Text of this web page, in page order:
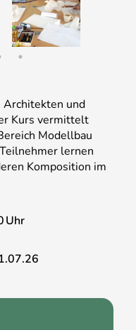
5
Architekten und
Kurs vermittelt
Modellbau
lernen
Komposition im
Uhr